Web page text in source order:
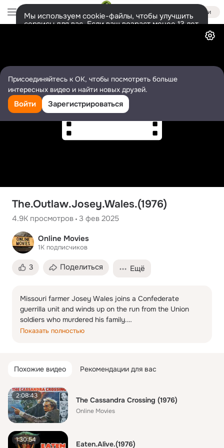
The.Outlaw.Josey.Wales.(1976)
4.9K просмотров 3 фев 2025
Online Movies
1K подписчиков
3 Поделиться Ещё
Missouri farmer Josey Wales joins a Confederate
guerrilla unit and winds up on the run from the Union
soldiers who murdered his family.
Director: Clint Eastwood
Awards: Nominated for 1 Oscar. Another 1 win & 1
Показать полностью
Похожие видео Рекомендации для вас
2:08:43 The Cassandra Crossing (1976)
Online Movies
1:30:54 Eaten.Alive.(1976)
Войти
Мы используем cookie-файлы, чтобы улучшить
сервисы для вас. Если ваш возраст менее 13 лет,
Присоединяйтесь к ОК, чтобы посмотреть больше
интересных видео и найти новых друзей.
Войти Зарегистрироваться